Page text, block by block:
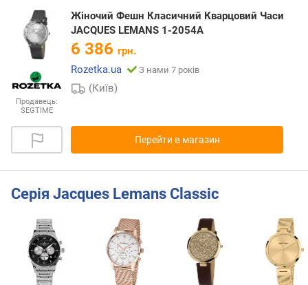
Продавець:
SEGTIME
Жіночий Фешн Класичний Кварцовий Часи
JACQUES LEMANS 1-2054A
6 386 грн.
Rozetka.ua
З нами 7 років
(Київ)
Перейти в магазин
Серія Jacques Lemans Classic